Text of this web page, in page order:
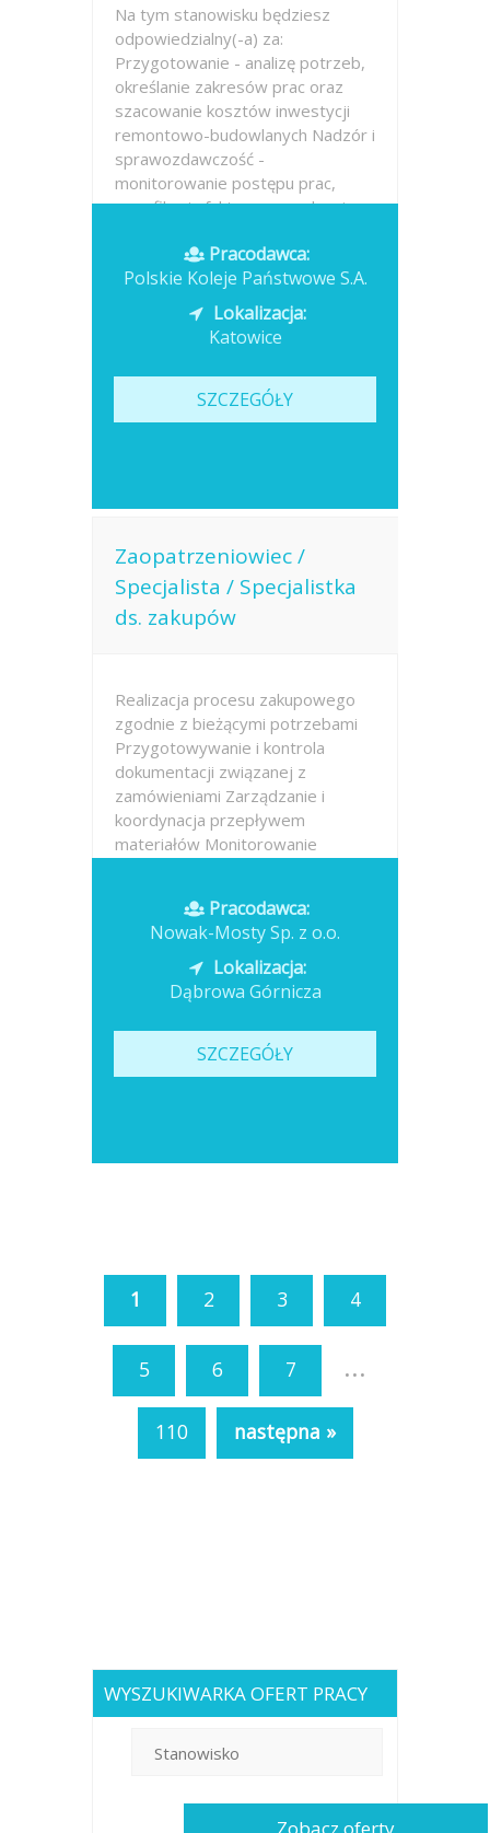
Na tym stanowisku będziesz
odpowiedzialny(-a) za:
Przygotowanie - analizę potrzeb,
określanie zakresów prac oraz
szacowanie kosztów inwestycji
remontowo-budowlanych Nadzór i
sprawozdawczość -
monitorowanie postępu prac,
weryfikacja faktur, prowadzenie...
Opublikowano: dzisiajPracodawca:
Polskie Koleje Państwowe S.A.
Lokalizacja:
Katowice
SZCZEGÓŁY
Zaopatrzeniowiec /
Specjalista / Specjalistka
ds. zakupów
Realizacja procesu zakupowego
zgodnie z bieżącymi potrzebami
Przygotowywanie i kontrola
dokumentacji związanej z
zamówieniami Zarządzanie i
koordynacja przepływem
materiałów Monitorowanie
Opublikowano: dzisiaj
Pracodawca:
Nowak-Mosty Sp. z o.o.
Lokalizacja:
Dąbrowa Górnicza
SZCZEGÓŁY
1 2 3 4
5 6 7 ...
110 następna »
WYSZUKIWARKA OFERT PRACY